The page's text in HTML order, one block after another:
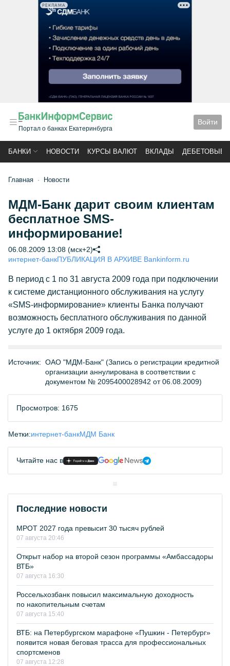
РЕКЛАМА
Портал о банках Екатеринбурга
Войти
БАНКИ НОВОСТИ КУРСЫ ВАЛЮТ ВКЛАДЫ ДЕБЕТОВЫЕ
Главная Новости
МДМ-Банк дарит своим клиентам
бесплатное SMS-
информирование!
06.08.2009 13:08 (мск+2)
интернет-банкПУБЛИКАЦИЯ В АРХИВЕ Bankinform.ru
В период с 1 по 31 августа 2009 года при подключении
к системе дистанционного обслуживания на услугу
«SMS-информирование» клиенты Банка получают
возможность бесплатного обслуживания по данной
услуге до 1 октября 2009 года.
Источник: ОАО "МДМ-Банк" (Запись о регистрации кредитной
организации аннулирована в соответствии с
документом № 2095400028942 от 06.08.2009)
Просмотров: 1675
Метки:интернет-банкМДМ Банк
Читайте нас в
Последние новости
МРОТ 2027 года превысит 30 тысяч рублей
07 августа 20:46
Открыт набор на второй сезон программы «Амбассадоры
ВТБ»
07 августа 16:30
Россельхозбанк повысил максимальную доходность
по накопительным счетам
07 августа 15:40
ВТБ: на Петербургском марафоне «Пушкин - Петербург»
появится новая беговая трасса для профессиональных
спортсменов
07 августа 12:28